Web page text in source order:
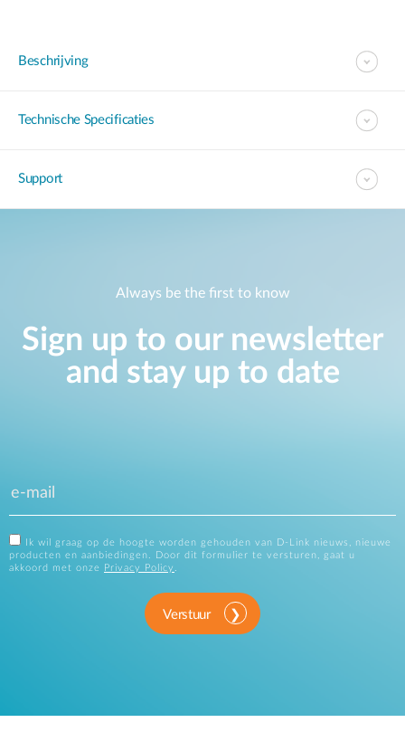
Beschrijving
Technische Specificaties
Support
Always be the first to know
Sign up to our newsletter
and stay up to date
Ik wil graag op de hoogte worden gehouden van D-Link nieuws, nieuwe
producten en aanbiedingen. Door dit formulier te versturen, gaat u
akkoord met onze
Privacy Policy .
Verstuur